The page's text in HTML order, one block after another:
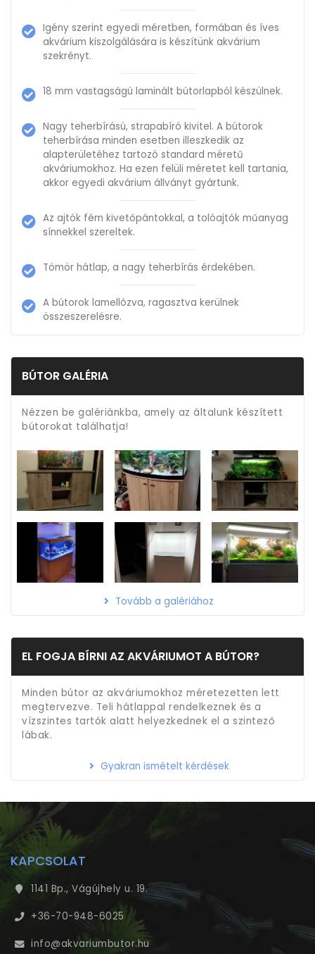
Igény szerint egyedi méretben, formában és íves
akvárium kiszolgálására is készítünk akvárium
szekrényt.
18 mm vastagságú laminált bútorlapból készülnek.
Nagy teherbírású, strapabíró kivitel. A bútorok
teherbírása minden esetben illeszkedik az
alapterületéhez tartozó standard méretű
akváriumokhoz. Ha ezen felüli méretet kell tartania,
akkor egyedi akvárium állványt gyártunk.
Az ajtók fém kivetőpántokkal, a tolóajtók műanyag
sínnekkel szereltek.
Tömör hátlap, a nagy teherbírás érdekében.
A bútorok lamellózva, ragasztva kerülnek
összeszerelésre.
BÚTOR GALÉRIA
Nézzen be galériánkba, amely az általunk készített
bútorokat találhatja!
Tovább a galériához
EL FOGJA BÍRNI AZ AKVÁRIUMOT A BÚTOR?
Minden bútor az akváriumokhoz méretezetten lett
megtervezve. Teli hátlappal rendelkeznek és a
vízszintes tartók alatt helyezkednek el a szintező
lábak.
Gyakran ismételt kérdések
KAPCSOLAT
1141 Bp., Vágújhely u. 19.
+36-70-948-6025
info@akvariumbutor.hu